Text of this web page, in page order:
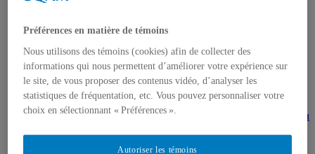
Direction de thèses et de mémoires
Archives
MDT8001 – Épistémologie des études
touristiques
MDT8101 – Culture et tourisme
MSL9005 – La patrimonialisation
EUR7102 – Dimensions sociales et culturelles du
Préférences en matière de témoins
Nous utilisons des témoins (cookies) afin de collecter des
informations qui nous permettent d’améliorer votre expérience sur
le site, de vous proposer des contenus vidéo, d’analyser les
statistiques de fréquentation, etc. Vous pouvez personnaliser votre
choix en sélectionnant « Préférences ».
Autoriser les témoins